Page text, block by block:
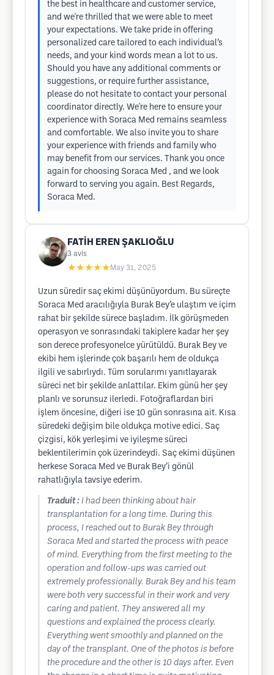
the best in healthcare and customer service,
and we're thrilled that we were able to meet
your expectations. We take pride in offering
personalized care tailored to each individual’s
needs, and your kind words mean a lot to us.
Should you have any additional comments or
suggestions, or require further assistance,
please do not hesitate to contact your personal
coordinator directly. We're here to ensure your
experience with Soraca Med remains seamless
and comfortable. We also invite you to share
your experience with friends and family who
may benefit from our services. Thank you once
again for choosing Soraca Med , and we look
forward to serving you again. Best Regards,
Soraca Med.
FATİH EREN ŞAKLIOĞLU
3 avis
★★★★★ May 31, 2025
Uzun süredir saç ekimi düşünüyordum. Bu süreçte
Soraca Med aracılığıyla Burak Bey’e ulaştım ve içim
rahat bir şekilde sürece başladım. İlk görüşmeden
operasyon ve sonrasındaki takiplere kadar her şey
son derece profesyonelce yürütüldü. Burak Bey ve
ekibi hem işlerinde çok başarılı hem de oldukça
ilgili ve sabırlıydı. Tüm sorularımı yanıtlayarak
süreci net bir şekilde anlattılar. Ekim günü her şey
planlı ve sorunsuz ilerledi. Fotoğraflardan biri
işlem öncesine, diğeri ise 10 gün sonrasına ait. Kısa
süredeki değişim bile oldukça motive edici. Saç
çizgisi, kök yerleşimi ve iyileşme süreci
beklentilerimin çok üzerindeydi. Saç ekimi düşünen
herkese Soraca Med ve Burak Bey’i gönül
rahatlığıyla tavsiye ederim.
Traduit : I had been thinking about hair
transplantation for a long time. During this
process, I reached out to Burak Bey through
Soraca Med and started the process with peace
of mind. Everything from the first meeting to the
operation and follow-ups was carried out
extremely professionally. Burak Bey and his team
were both very successful in their work and very
caring and patient. They answered all my
questions and explained the process clearly.
Everything went smoothly and planned on the
day of the transplant. One of the photos is before
the procedure and the other is 10 days after. Even